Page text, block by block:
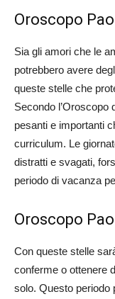
Oroscopo
Sia gli amori che le
potrebbero avere
queste stelle che
Secondo l’Oroscopo
pesanti e importanti
curriculum. Le
distratti e svagati,
periodo di vacanza
Oroscopo
Con queste stelle
conferme o ottenere
solo. Questo periodo